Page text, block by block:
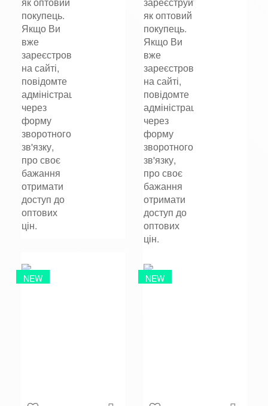
покупець.
Якщо Ви
вже
зареєстровані
на сайті,
повідомте
адміністрацію
через
форму
зворотного
зв'язку,
про своє
бажання
отримати
доступ до
оптових
цін.
як оптовий
покупець.
Якщо Ви
вже
зареєстровані
на сайті,
повідомте
адміністрацію
через
форму
зворотного
зв'язку,
про своє
бажання
отримати
доступ до
оптових
цін.
NEW NEW